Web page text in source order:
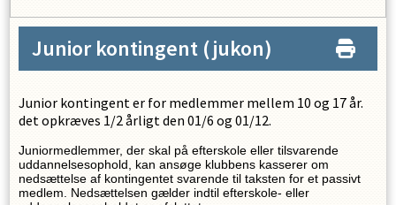
Junior kontingent (jukon)
Junior kontingent er for medlemmer mellem 10 og 17 år.
det opkræves 1/2 årligt den 01/6 og 01/12.
Juniormedlemmer, der skal på efterskole eller tilsvarende
uddannelsesophold, kan ansøge klubbens kasserer om
nedsættelse af kontingentet svarende til taksten for et passivt
medlem. Nedsættelsen gælder indtil efterskole- eller